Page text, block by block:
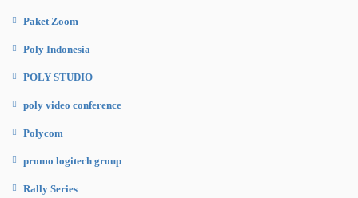
Paket Zoom
Poly Indonesia
POLY STUDIO
poly video conference
Polycom
promo logitech group
Rally Series